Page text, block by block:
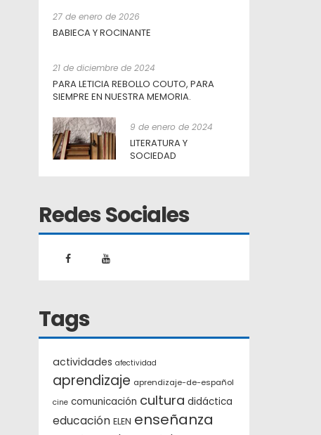
27 de enero de 2026
BABIECA Y ROCINANTE
21 de diciembre de 2024
PARA LETICIA REBOLLO COUTO, PARA
SIEMPRE EN NUESTRA MEMORIA.
9 de enero de 2024
LITERATURA Y
SOCIEDAD
Redes Sociales
Tags
actividades afectividad
aprendizaje aprendizaje-de-español
cine comunicación cultura didáctica
educación ELEN enseñanza